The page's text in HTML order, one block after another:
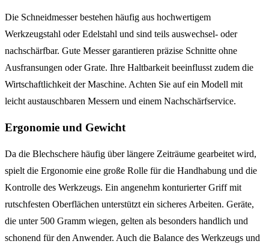
Die Schneidmesser bestehen häufig aus hochwertigem
Werkzeugstahl oder Edelstahl und sind teils auswechsel- oder
nachschärfbar. Gute Messer garantieren präzise Schnitte ohne
Ausfransungen oder Grate. Ihre Haltbarkeit beeinflusst zudem die
Wirtschaftlichkeit der Maschine. Achten Sie auf ein Modell mit
leicht austauschbaren Messern und einem Nachschärfservice.
Ergonomie und Gewicht
Da die Blechschere häufig über längere Zeiträume gearbeitet wird,
spielt die Ergonomie eine große Rolle für die Handhabung und die
Kontrolle des Werkzeugs. Ein angenehm konturierter Griff mit
rutschfesten Oberflächen unterstützt ein sicheres Arbeiten. Geräte,
die unter 500 Gramm wiegen, gelten als besonders handlich und
schonend für den Anwender. Auch die Balance des Werkzeugs und